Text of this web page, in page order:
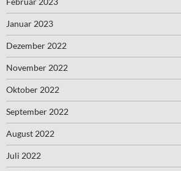
Januar 2023
Dezember 2022
November 2022
Oktober 2022
September 2022
August 2022
Juli 2022